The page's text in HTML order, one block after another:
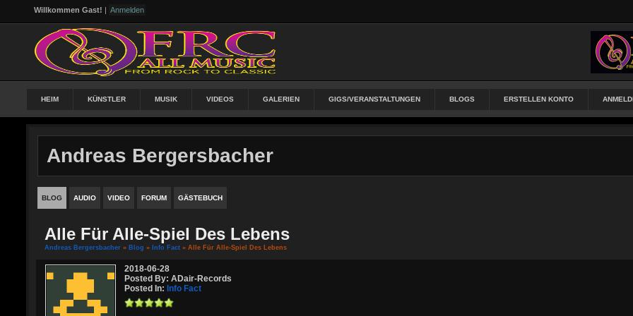
Willkommen Gast! | Anmelden
HEIM KÜNSTLER MUSIK VIDEOS GALERIEN GIGS/VERANSTALTUNGEN BLOGS ERSTELLEN KONTO
Andreas Bergersbacher
BLOG AUDIO VIDEO FORUM GÄSTEBUCH
Alle Für Alle-Spiel Des Lebens
Andreas Bergersbacher » Blog » Info Fact » Alle Für Alle-Spiel Des Lebens
2018-06-28
Posted By: ADair-Records
Posted In: Info Fact